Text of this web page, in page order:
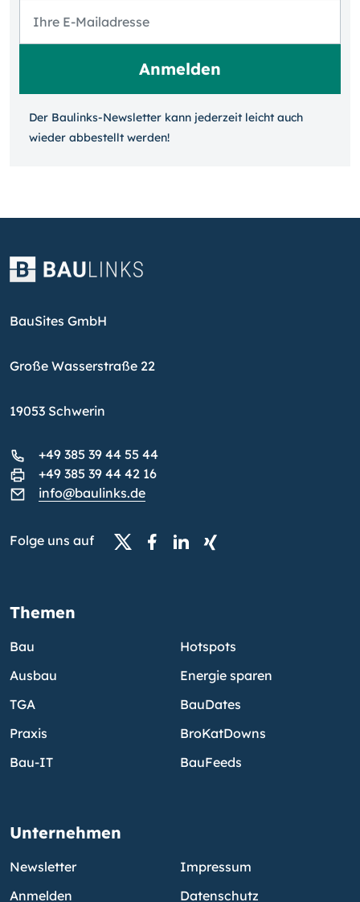
Der Baulinks-Newsletter kann jeder­zeit leicht auch
wieder ab­bestellt werden!
BauSites GmbH
Große Wasserstraße 22
19053 Schwerin
+49 385 39 44 55 44
+49 385 39 44 42 16
info@baulinks.de
Folge uns auf
Themen
Bau
Ausbau
TGA
Praxis
Bau-IT
Hotspots
Energie sparen
BauDates
BroKatDowns
BauFeeds
Unternehmen
Newsletter
Anmelden
Impressum
Datenschutz